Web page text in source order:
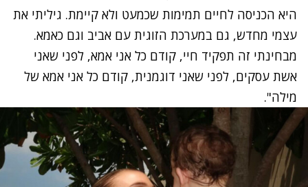
היא הכניסה לחיים תמימות שכמעט ולא קיימת. גיליתי את
עצמי מחדש, גם במערכת הזוגית עם אביב וגם כאמא.
מבחינתי זה תפקיד חיי, קודם כל אני אמא, לפני שאני
אשת עסקים, לפני שאני דוגמנית, קודם כל אני אמא של
מילה".